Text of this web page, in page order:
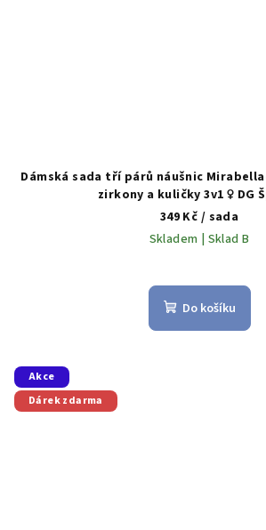
Dámská sada tří párů náušnic
zirkony a kuličky 3v1 ♀️ DG
349 Kč / sada
Skladem | Sklad B
Do košíku
Akce
Dárek zdarma